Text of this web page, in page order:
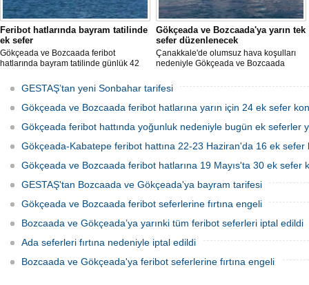
Feribot hatlarında bayram tatilinde
ek sefer
Gökçeada ve Bozcaada feribot
hatlarında bayram tatilinde günlük 42
Gökçeada ve Bozcaada'ya yarın tek
sefer düzenlenecek
Çanakkale'de olumsuz hava koşulları
nedeniyle Gökçeada ve Bozcaada
seferi yapılacağı bildirildi.
GESTAŞ’tan yeni Sonbahar tarifesi
Gökçeada ve Bozcaada feribot hatlarına yarın için 24 ek sefer
Gökçeada feribot hattında yoğunluk nedeniyle bugün ek seferler
Gökçeada-Kabatepe feribot hattına 22-23 Haziran'da 16 ek sefer
Gökçeada ve Bozcaada feribot hatlarına 19 Mayıs'ta 30 ek sefer
GESTAŞ'tan Bozcaada ve Gökçeada'ya bayram tarifesi
Gökçeada ve Bozcaada feribot seferlerine fırtına engeli
Bozcaada ve Gökçeada’ya yarınki tüm feribot seferleri iptal edildi
Ada seferleri fırtına nedeniyle iptal edildi
Bozcaada ve Gökçeada'ya feribot seferlerine fırtına engeli